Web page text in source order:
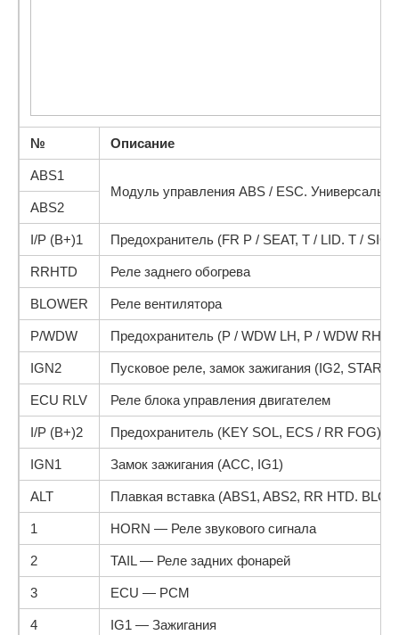
№ Описание
ABS1
Модуль управления ABS / ESC.
ABS2
I/P (B+)1 Предохранитель (FR P / SEAT, T / LID. T /
RRHTD Реле заднего обогрева
BLOWER Реле вентилятора
P/WDW Предохранитель (P / WDW LH, P / WDW RH)
IGN2 Пусковое реле, замок зажигания (IG2, START)
ECU RLV Реле блока управления двигателем
I/P (B+)2 Предохранитель (KEY SOL, ECS / RR FOG),
IGN1 Замок зажигания (ACC, IG1)
ALT Плавкая вставка (ABS1, ABS2, RR HTD.
1 HORN — Реле звукового сигнала
2 TAIL — Реле задних фонарей
3 ECU — PCM
4 IG1 — Зажигания